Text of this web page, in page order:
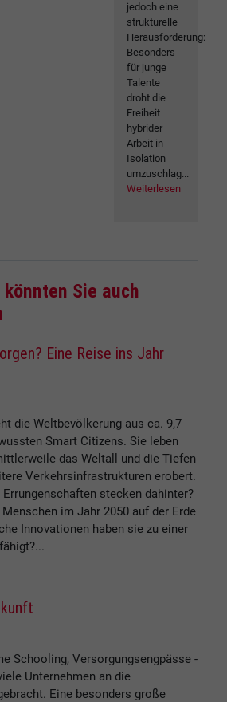
jedoch eine
strukturelle
Herausforderung:
Besonders
für junge
Talente
droht die
Freiheit
hybrider
Arbeit in
Isolation
umzuschlag...
Weiterlesen
Sie auch
Eine Reise ins Jahr
die Weltbevölkerung aus ca. 9,7
Smart Citizens. Sie leben
das Weltall und die Tiefen
Verkehrsinfrastrukturen erobert.
stecken dahinter?
im Jahr 2050 auf der Erde
Innovationen haben sie zu einer
Schooling, Versorgungsengpässe -
Unternehmen an die
Eine besonders große